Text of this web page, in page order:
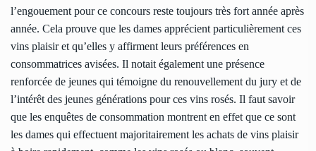
l’engouement pour ce concours reste toujours très fort année après
année. Cela prouve que les dames apprécient particulièrement ces
vins plaisir et qu’elles y affirment leurs préférences en
consommatrices avisées. Il notait également une présence
renforcée de jeunes qui témoigne du renouvellement du jury et de
l’intérêt des jeunes générations pour ces vins rosés. Il faut savoir
que les enquêtes de consommation montrent en effet que ce sont
les dames qui effectuent majoritairement les achats de vins plaisir